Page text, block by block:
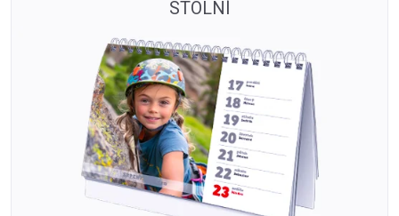
STOLNÍ